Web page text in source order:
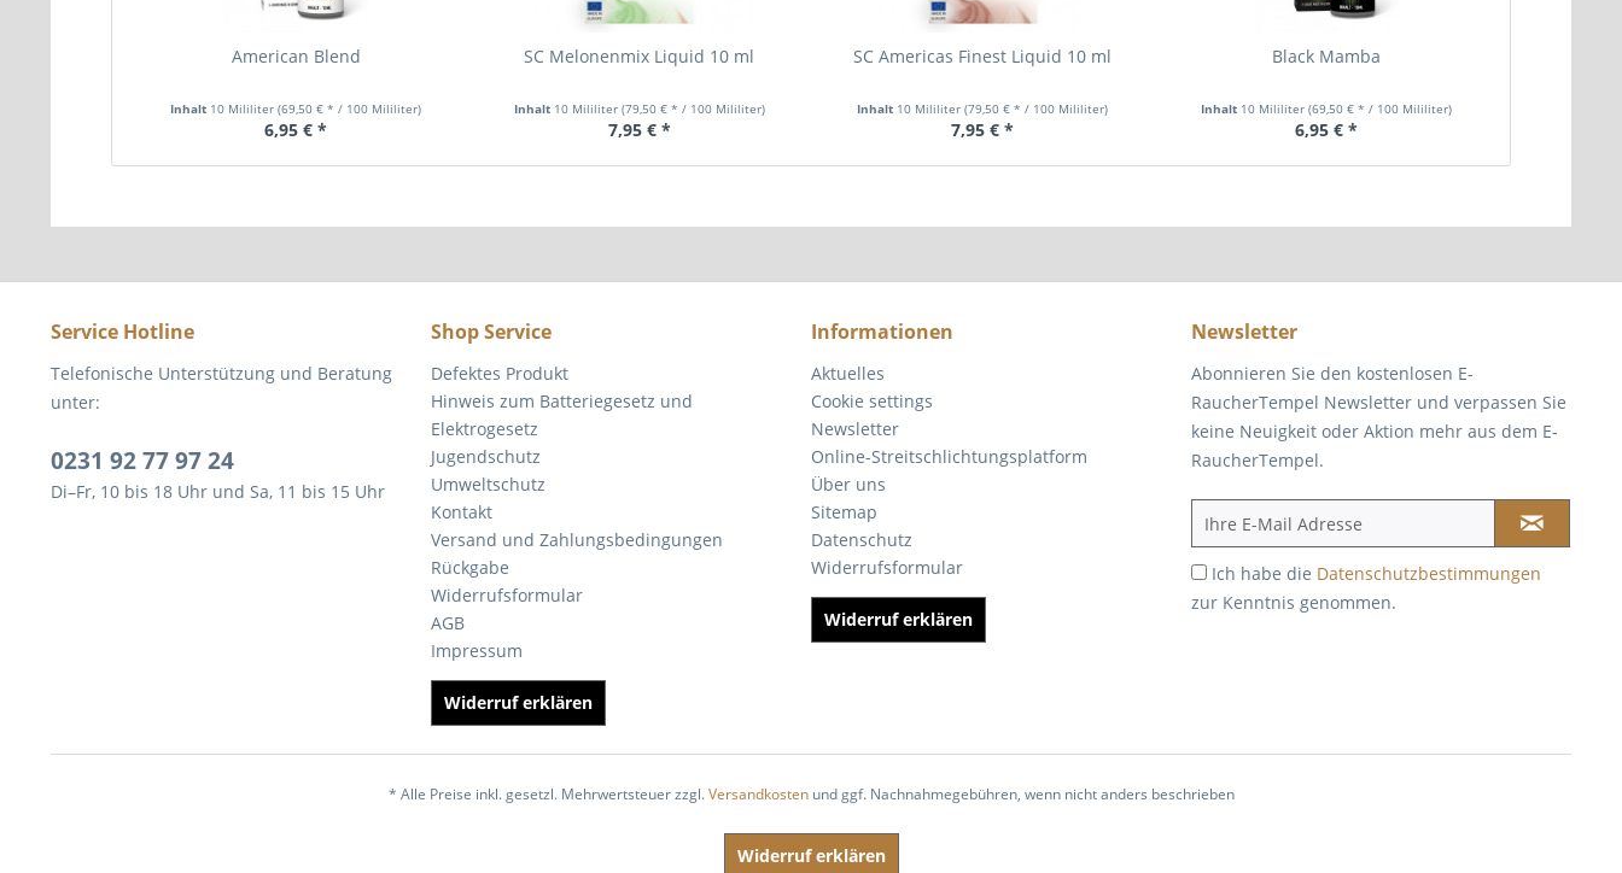
American Blend
Inhalt 10 Mililiter(69,50 € * / 100 Mililiter)
6,95 € *
SC Melonenmix Liquid 10 ml
Inhalt 10 Mililiter (79,50 € * / 100 Mililiter)
7,95 € *
SC Americas Finest Liquid 10 ml
Inhalt 10 Mililiter(79,50 € * / 100 Mililiter)
7,95 € *
Black Mamba
Inhalt 10 Mililiter (69,50 € * / 100 Mililiter)
6,95 € *
Service Hotline
Telefonische Unterstützung und Beratung
unter:
0231 92 77 97 24
Di–Fr, 10 bis 18 Uhr und Sa, 11 bis 15 Uhr
Shop Service
Defektes Produkt
Hinweis zum Batteriegesetz und
Elektrogesetz
Jugendschutz
Umweltschutz
Kontakt
Versand und Zahlungsbedingungen
Rückgabe
Widerrufsformular
AGB
Impressum
Widerruf erklären
Informationen
Aktuelles
Cookie settings
Newsletter
Online-Streitschlichtungsplatform
Über uns
Sitemap
Datenschutz
Widerrufsformular
Widerruf erklären
Newsletter
Abonnieren Sie den kostenlosen E-
RaucherTempel Newsletter und verpassen Sie
keine Neuigkeit oder Aktion mehr aus dem E-
RaucherTempel.
Ich habe die Datenschutzbestimmungen
zur Kenntnis genommen.
* Alle Preise inkl. gesetzl. Mehrwertsteuer zzgl.Versandkostenund ggf. Nachnahmegebühren, wenn nicht anders beschrieben
Widerruf erklären